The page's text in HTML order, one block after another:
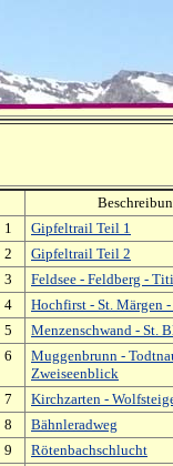
1
Gipfeltrail Teil 1
2
Gipfeltrail Teil 2
3
Feldsee - Feldberg -
4
Hochfirst - St. Märgen
5
Menzenschwand - St.
6
Muggenbrunn -
Zweiseenblick
7
Kirchzarten -
8
Bähnleradweg
9
Rötenbachschlucht